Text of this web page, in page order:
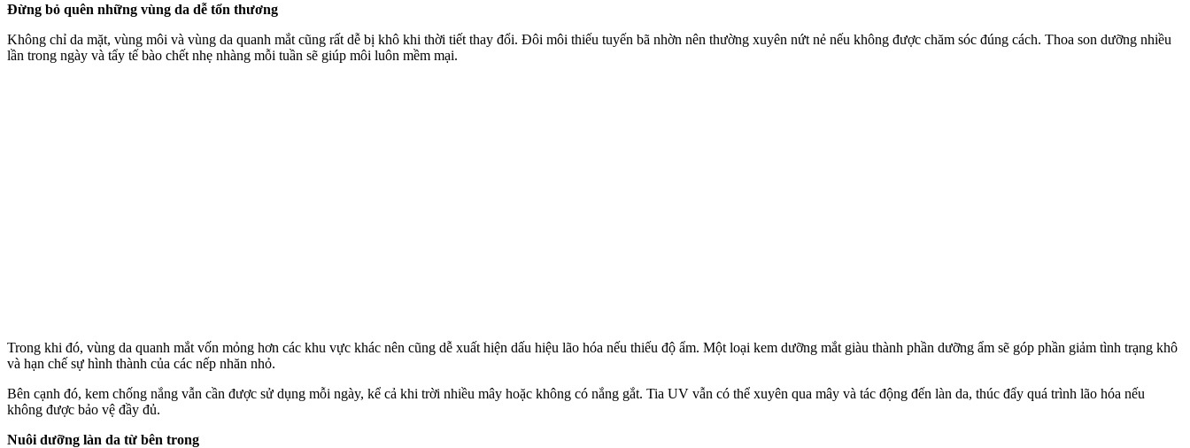
Đừng bỏ quên những vùng da dễ tổn thương
Không chỉ da mặt, vùng môi và vùng da quanh mắt cũng rất dễ bị khô khi thời tiết thay đổi. Đôi môi thiếu tuyến bã nhờn nên thường xuyên nứt nẻ nếu không được chăm sóc đúng cách. Thoa son dưỡng nhiều
lần trong ngày và tẩy tế bào chết nhẹ nhàng mỗi tuần sẽ giúp môi luôn mềm mại.
Trong khi đó, vùng da quanh mắt vốn mỏng hơn các khu vực khác nên cũng dễ xuất hiện dấu hiệu lão hóa nếu thiếu độ ẩm. Một loại kem dưỡng mắt giàu thành phần dưỡng ẩm sẽ góp phần giảm tình trạng khô
và hạn chế sự hình thành của các nếp nhăn nhỏ.
Bên cạnh đó, kem chống nắng vẫn cần được sử dụng mỗi ngày, kể cả khi trời nhiều mây hoặc không có nắng gắt. Tia UV vẫn có thể xuyên qua mây và tác động đến làn da, thúc đẩy quá trình lão hóa nếu
không được bảo vệ đầy đủ.
Nuôi dưỡng làn da từ bên trong